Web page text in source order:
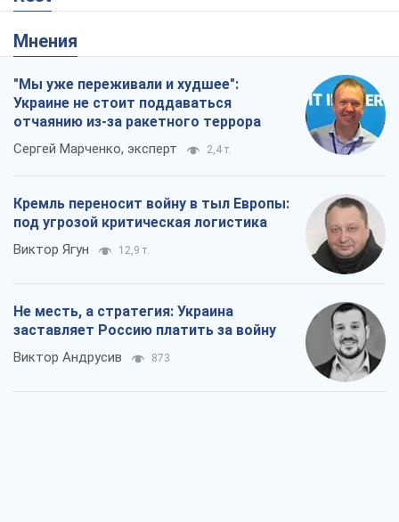
Мнения
"Мы уже переживали и худшее":
Украине не стоит поддаваться
отчаянию из-за ракетного террора
Сергей Марченко, эксперт 2,4 т.
Кремль переносит войну в тыл Европы:
под угрозой критическая логистика
Виктор Ягун 12,9 т.
Не месть, а стратегия: Украина
заставляет Россию платить за войну
Виктор Андрусив 873